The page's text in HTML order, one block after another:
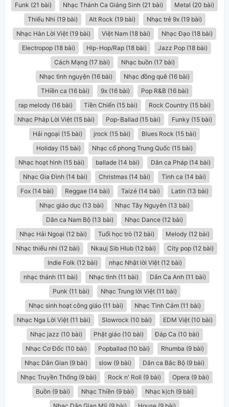
Funk (21 bài)
Nhạc Thánh Ca Giáng Sinh (21 bài)
Metal (20 bài)
Thiếu Nhi (19 bài)
Alt Rock (19 bài)
Nhạc trẻ 9x (19 bài)
Nhạc Hàn Lời Việt (19 bài)
Việt Nam (18 bài)
Nhạc Đạo (18 bài)
Electropop (18 bài)
Hip-Hop/Rap (18 bài)
Jazz Pop (18 bài)
Cách Mạng (17 bài)
Nhạc buồn (17 bài)
Nhạc tình nguyện (16 bài)
Nhạc đồng quê (16 bài)
THiền ca (16 bài)
9x (16 bài)
Pop R&B (16 bài)
rap melody (16 bài)
Tiền Chiến (15 bài)
Rock Country (15 bài)
Nhạc Pháp Lời Việt (15 bài)
Pop-Ballad (15 bài)
Funky (15 bài)
Hải ngoại (15 bài)
jrock (15 bài)
Blues Rock (15 bài)
Holiday (15 bài)
Nhạc cổ phong Trung Quốc (15 bài)
Nhạc hoạt hình (15 bài)
ballade (14 bài)
Dân ca Pháp (14 bài)
Nhạc Gia Đình (14 bài)
Christmas (14 bài)
Tình ca (14 bài)
Fox (14 bài)
Reggae (14 bài) Taizé (14 bài)
Latin (13 bài)
Nhạc giáo dục (13 bài)
Nhạc Tây Nguyên (13 bài)
Dân ca Nam Bộ (13 bài)
Nhạc Dance (12 bài)
Nhạc Hải Ngoại (12 bài)
Tuổi học trò (12 bài)
Melody (12 bài)
Nhạc thiếu nhi (12 bài)
Nkauj Sib Hlub (12 bài)
City pop (12 bài)
Indie Folk (12 bài)
nhạc Nhật lời VIệt (12 bài)
nhạc thánh (11 bài)
Nhạc tình (11 bài)
Dân Ca Anh (11 bài)
Punk (11 bài)
Nhạc Trung lời Việt (11 bài)
Nhạc sinh hoạt công giáo (11 bài)
Nhạc Tình Cảm (11 bài)
Nhạc Nga Lời Việt (11 bài)
Slowrock (10 bài)
EDM Việt (10 bài)
Nhạc jazz (10 bài)
Phật giáo (10 bài)
Đáp Ca (10 bài)
Nhạc Cơ Đốc (10 bài)
Popballad (10 bài)
Rhumba (9 bài)
Nhạc Dân Gian (9 bài)
slow (9 bài)
Dân ca Bắc Bộ (9 bài)
Nhạc Truyền Thống (9 bài)
Rock n' Roll (9 bài)
Opera (9 bài)
Buồn (9 bài)
Nhạc Thiền (9 bài)
Nhạc kịch (9 bài)